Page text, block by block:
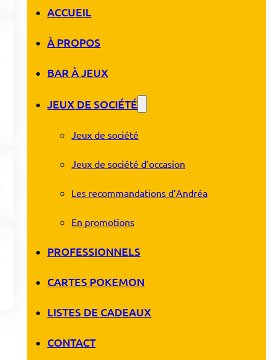
ACCUEIL
À PROPOS
BAR À JEUX
JEUX DE SOCIÉTÉ
Jeux de société
Jeux de société d’occasion
Les recommandations d’Andréa
En promotions
PROFESSIONNELS
CARTES POKEMON
LISTES DE CADEAUX
CONTACT